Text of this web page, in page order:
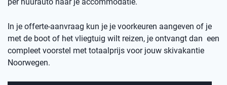
per huurauto naar je accommodatie.
In je offerte-aanvraag kun je je voorkeuren aangeven of je
met de boot of het vliegtuig wilt reizen, je ontvangt dan een
compleet voorstel met totaalprijs voor jouw skivakantie
Noorwegen.